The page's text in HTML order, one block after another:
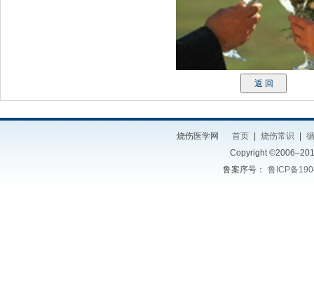
烧伤医学网 首页 烧伤常识
Copyright
鲁案序号：
鲁ICP备